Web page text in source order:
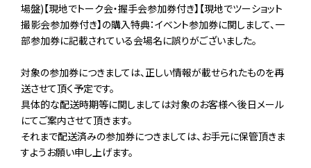
場盤)【現地でトーク会・握手会参加券付き】【現地でツーショット
撮影会参加券付き】の購入特典：イベント参加券に関しまして、一
部参加券に記載されている会場名に誤りがございました。
対象の参加券につきましては、正しい情報が載せられたものを再
送させて頂く予定です。
具体的な配送時期等に関しましては対象のお客様へ後日メール
にてご案内させて頂きます。
それまで配送済みの参加券につきましては、お手元に保管頂きま
すようお願い申し上げます。